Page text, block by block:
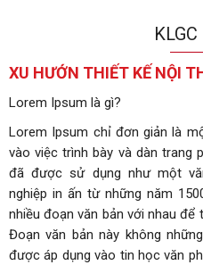
KLGC
XU HƯỚN THIẾT KẾ NỘI
Lorem Ipsum là gì?
Lorem Ipsum chỉ đơn giản là
vào việc trình bày và dàn trang
đã được sử dụng như một
nghiệp in ấn từ những năm
nhiều đoạn văn bản với nhau
Đoạn văn bản này không
được áp dụng vào tin học văn